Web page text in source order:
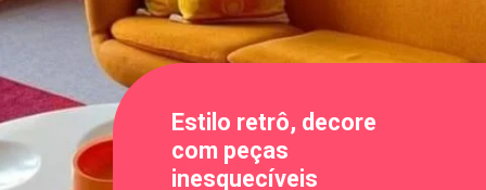
Estilo retrô, decore
com peças
inesquecíveis